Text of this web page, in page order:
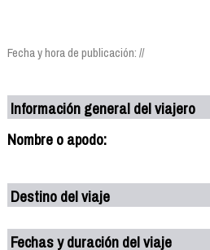
Fecha y hora de publicación: //
Información general del viajero
Nombre o apodo:
Destino del viaje
Fechas y duración del viaje